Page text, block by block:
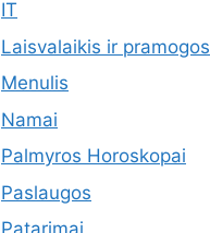
IT
Laisvalaikis ir pramogos
Menulis
Namai
Palmyros Horoskopai
Paslaugos